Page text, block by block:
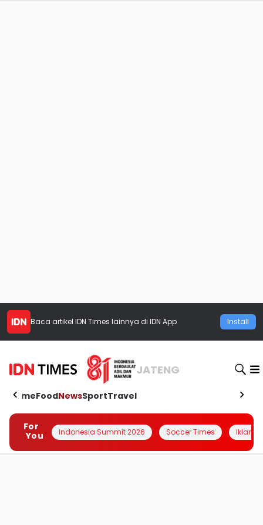
Baca artikel IDN Times lainnya di IDN App Install
JATENG
HomeFoodNewsSportTravel
For
You
Indonesia Summit 2026 Soccer Times Iklanin